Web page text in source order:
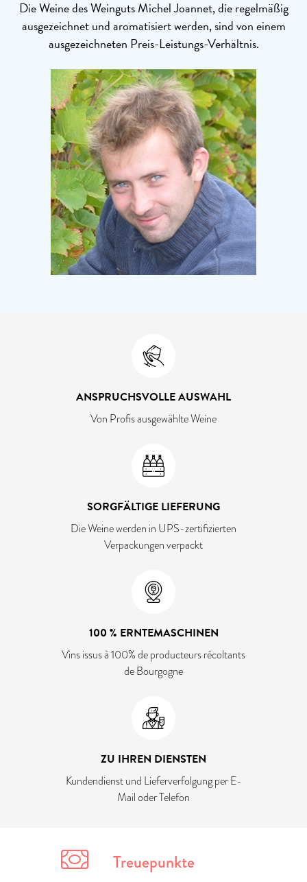
Die Weine des Weinguts Michel Joannet, die regelmäßig
ausgezeichnet und aromatisiert werden, sind von einem
ausgezeichneten Preis-Leistungs-Verhältnis.
ANSPRUCHSVOLLE AUSWAHL
Von Profis ausgewählte Weine
SORGFÄLTIGE LIEFERUNG
Die Weine werden in UPS-zertifizierten
Verpackungen verpackt
100 % ERNTEMASCHINEN
Vins issus à 100% de producteurs récoltants
de Bourgogne
ZU IHREN DIENSTEN
Kundendienst und Lieferverfolgung per E-
Mail oder Telefon
Treuepunkte